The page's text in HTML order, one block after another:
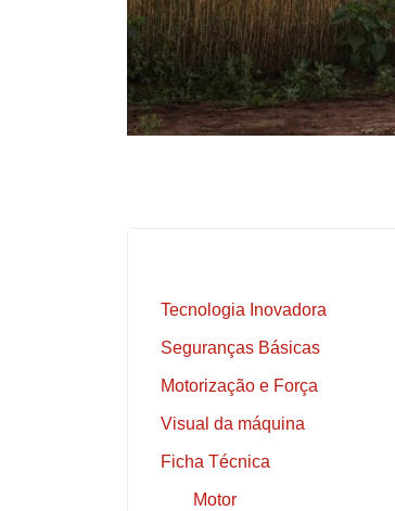
Tecnologia Inovadora
Seguranças Básicas
Motorização e Força
Visual da máquina
Ficha Técnica
Motor